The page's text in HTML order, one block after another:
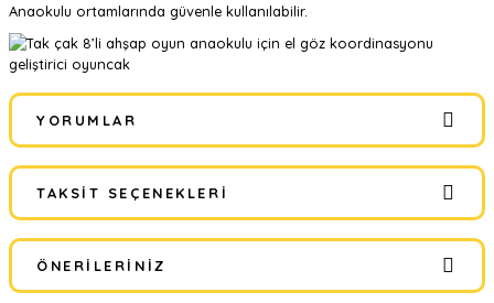
Anaokulu ortamlarında güvenle kullanılabilir.
YORUMLAR
Bu ürüne ilk yorumu siz yapın!
Yorum Yaz
TAKSIT SEÇENEKLERI
ÖNERILERINIZ